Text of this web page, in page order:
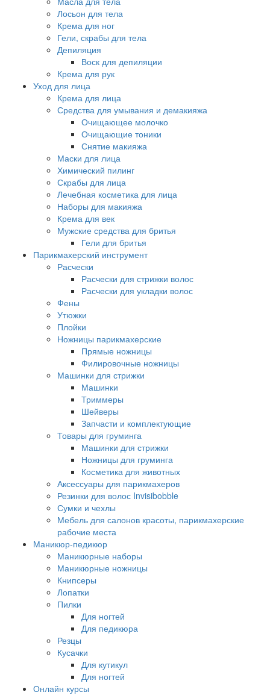
Лосьон для тела
Крема для ног
Гели, скрабы для тела
Депиляция
Воск для депиляции
Крема для рук
Уход для лица
Крема для лица
Средства для умывания и демакияжа
Очищающее молочко
Очищающие тоники
Снятие макияжа
Маски для лица
Химический пилинг
Скрабы для лица
Лечебная косметика для лица
Наборы для макияжа
Крема для век
Мужские средства для бритья
Гели для бритья
Парикмахерский инструмент
Расчески
Расчески для стрижки волос
Расчески для укладки волос
Фены
Утюжки
Плойки
Ножницы парикмахерские
Прямые ножницы
Филировочные ножницы
Машинки для стрижки
Машинки
Триммеры
Шейверы
Запчасти и комплектующие
Товары для груминга
Машинки для стрижки
Ножницы для груминга
Косметика для животных
Аксессуары для парикмахеров
Резинки для волос Invisibobble
Сумки и чехлы
Мебель для салонов красоты, парикмахерские
рабочие места
Маникюр-педикюр
Маникюрные наборы
Маникюрные ножницы
Книпсеры
Лопатки
Пилки
Для ногтей
Для педикюра
Резцы
Кусачки
Для кутикул
Для ногтей
Онлайн курсы